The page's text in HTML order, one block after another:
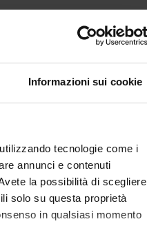
Informazioni sui cookie
tecnologie come i
annunci e contenuti
la possibilità di scegliere
solo su questa proprietà
in qualsiasi momento